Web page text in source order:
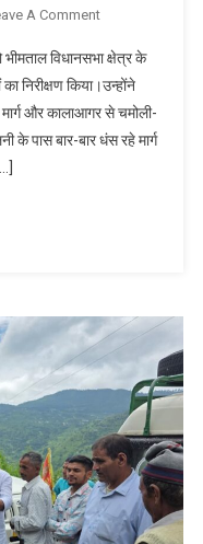
A CommentOn
कैड़ा
ने
किया
आपदा
अधिकारियों
को
शीघ्र
डीपीआर
तैयार
करने
के
निर्देश
विधानसभा क्षेत्र के
निरीक्षण किया।उन्होंने
और कालाआगर से चमोली-
के पास बार-बार धंस रहे मार्ग